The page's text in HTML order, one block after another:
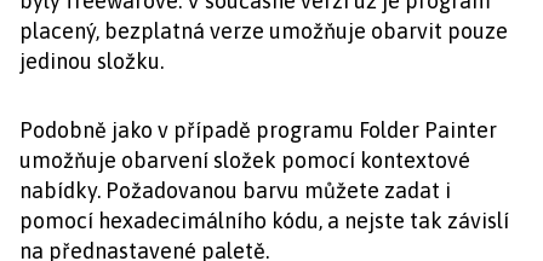
placený, bezplatná verze umožňuje obarvit pouze
jedinou složku.
Podobně jako v případě programu Folder Painter
umožňuje obarvení složek pomocí kontextové
nabídky. Požadovanou barvu můžete zadat i
pomocí hexadecimálního kódu, a nejste tak závislí
na přednastavené paletě.